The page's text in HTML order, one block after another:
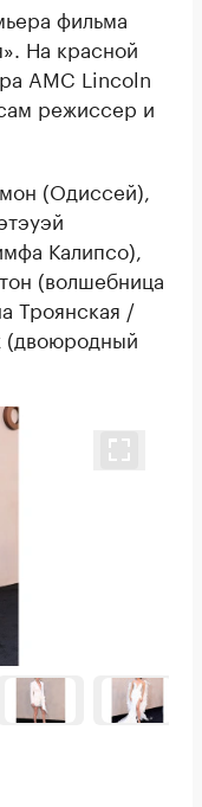
фильма
На красной
AMC Lincoln
режиссер и
(Одиссей),
Калипсо),
(волшебница
Троянская /
(двоюродный